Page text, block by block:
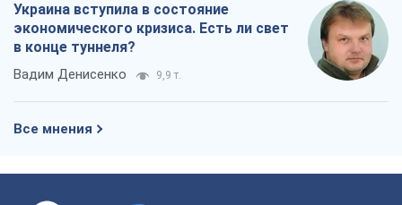
Украина вступила в состояние
экономического кризиса. Есть ли свет
в конце туннеля?
Вадим Денисенко 9,9 т.
Все мнения